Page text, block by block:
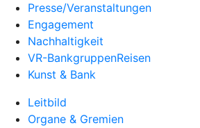
Presse/Veranstaltungen
Engagement
Nachhaltigkeit
VR-BankgruppenReisen
Kunst & Bank
Leitbild
Organe & Gremien